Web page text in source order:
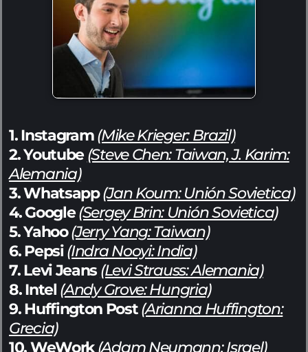
1. Instagram(Mike Krieger: Brazil)
2. Youtube(Steve Chen: Taiwan, J. Karim:
Alemania)
3. Whatsapp(Jan Koum: Unión Sovietica)
4. Google(Sergey Brin: Unión Sovietica)
5. Yahoo(Jerry Yang: Taiwan)
6. Pepsi(Indra Nooyi: India)
7. Levi Jeans (Levi Strauss: Alemania)
8. Intel (Andy Grove: Hungria)
9. Huffington Post(Arianna Huffington:
Grecia)
10. WeWork(Adam Neumann: Israel)